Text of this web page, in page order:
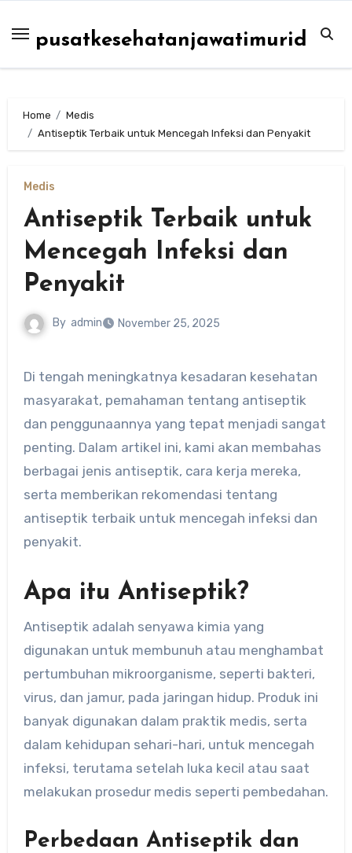
content
pusatkesehatanjawatimurid
Home
Medis
Antiseptik Terbaik untuk Mencegah Infeksi dan Penyakit
Medis
Antiseptik Terbaik untuk
Mencegah Infeksi dan
Penyakit
By admin November 25, 2025
Di tengah meningkatnya kesadaran kesehatan
masyarakat, pemahaman tentang antiseptik
dan penggunaannya yang tepat menjadi sangat
penting. Dalam artikel ini, kami akan membahas
berbagai jenis antiseptik, cara kerja mereka,
serta memberikan rekomendasi tentang
antiseptik terbaik untuk mencegah infeksi dan
penyakit.
Apa itu Antiseptik?
Antiseptik adalah senyawa kimia yang
digunakan untuk membunuh atau menghambat
pertumbuhan mikroorganisme, seperti bakteri,
virus, dan jamur, pada jaringan hidup. Produk ini
banyak digunakan dalam praktik medis, serta
dalam kehidupan sehari-hari, untuk mencegah
infeksi, terutama setelah luka kecil atau saat
melakukan prosedur medis seperti pembedahan.
Perbedaan Antiseptik dan